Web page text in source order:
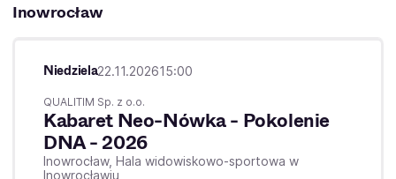
Inowrocław
Niedziela22.11.202615:00
QUALITIM Sp. z o.o.
Kabaret Neo-Nówka - Pokolenie
DNA - 2026
Inowrocław, Hala widowiskowo-sportowa w
Inowrocławiu